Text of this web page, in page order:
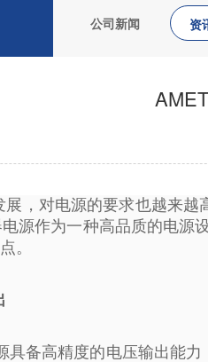
公司新闻 资
展，对电源的要求也越来
源作为一种高品质的电源
。
具备高精度的电压输出能